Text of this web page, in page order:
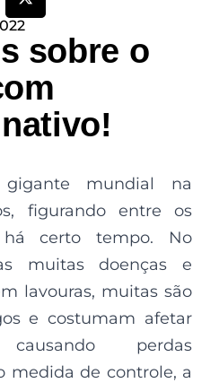
sobre o
mundial na
figurando entre os
há certo tempo. No
muitas doenças e
lavouras, muitas são
e costumam afetar
perdas
medida de controle, a